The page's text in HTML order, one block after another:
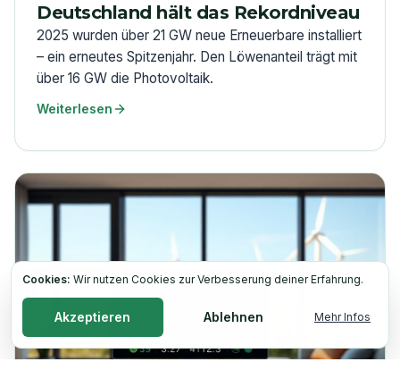
Deutschland hält das Rekordniveau
2025 wurden über 21 GW neue Erneuerbare installiert
– ein erneutes Spitzenjahr. Den Löwenanteil trägt mit
über 16 GW die Photovoltaik.
Weiterlesen
Cookies: Wir nutzen Cookies zur Verbesserung deiner Erfahrung.
Akzeptieren Ablehnen Mehr Infos